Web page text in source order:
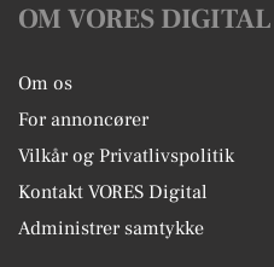
OM VORES DIGITAL
Om os
For annoncører
Vilkår og Privatlivspolitik
Kontakt VORES Digital
Administrer samtykke